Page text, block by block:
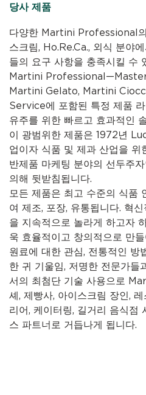
당사 제품
다양한 Martini Professional
스크림, Ho.Re.Ca., 외식 분야
들의 요구 사항을 충족시킬 수
Martini
Martini Gelato, Martini
Service에 포함된 특정 제품
유주를 위한 빠르고 효과적인
이 광범위한 제품은 1972년
업이자 식품 및 제과 산업을 위
반제품 마케팅 분야의 선두주
의해 뒷받침됩니다.
모든 제품은 최고 수준의 식품
여 제조, 포장, 유통됩니다. 혁
을 지속적으로 놀라게 하고자
욱 효율적이고 창의적으로 만
원료에 대한 관심, 전통적인 방
한 귀 기울임, 저명한 전문가들
서의 최첨단 기술 사용으로
셰, 제빵사, 아이스크림 장인,
리어, 케이터링, 길거리 음식점
스 파트너로 거듭나게 됩니다.